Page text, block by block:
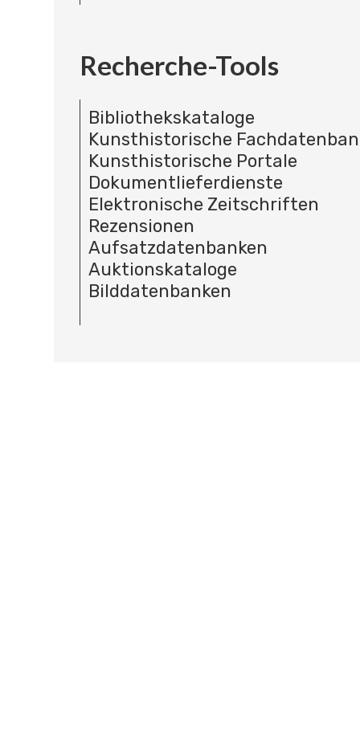
Recherche-Tools
Bibliothekskataloge
Kunsthistorische
Kunsthistorische Portale
Dokumentlieferdienste
Elektronische Zeitschriften
Rezensionen
Aufsatzdatenbanken
Auktionskataloge
Bilddatenbanken